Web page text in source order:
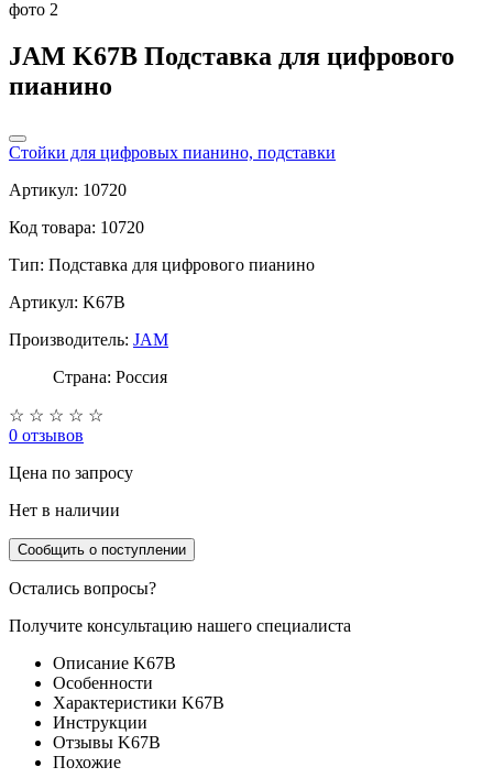
JAM K67B Подставка для цифрового
пианино
Стойки для цифровых пианино, подставки
Артикул: 10720
Код товара: 10720
Тип: Подставка для цифрового пианино
Артикул: K67B
Производитель: JAM
Страна: Россия
☆ ☆ ☆ ☆ ☆
0 отзывов
Цена по запросу
Нет в наличии
Сообщить о поступлении
Остались вопросы?
Получите консультацию нашего специалиста
Описание K67B
Особенности
Характеристики K67B
Инструкции
Отзывы K67B
Похожие